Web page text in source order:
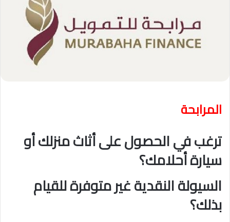
المرابحة
ترغب في الحصول على أثاث منزلك أو
سيارة أحلامك؟
السيولة النقدية غير متوفرة للقيام
بذلك؟